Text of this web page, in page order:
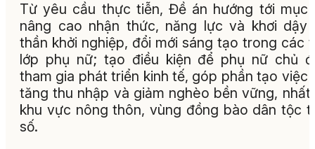
Từ yêu cầu thực tiễn, Đề án hướng tới mục
nâng cao nhận thức, năng lực và khơi dậy
thần khởi nghiệp, đổi mới sáng tạo trong các
lớp phụ nữ; tạo điều kiện để phụ nữ chủ
tham gia phát triển kinh tế, góp phần tạo việc
tăng thu nhập và giảm nghèo bền vững, nhất
khu vực nông thôn, vùng đồng bào dân tộc
số.